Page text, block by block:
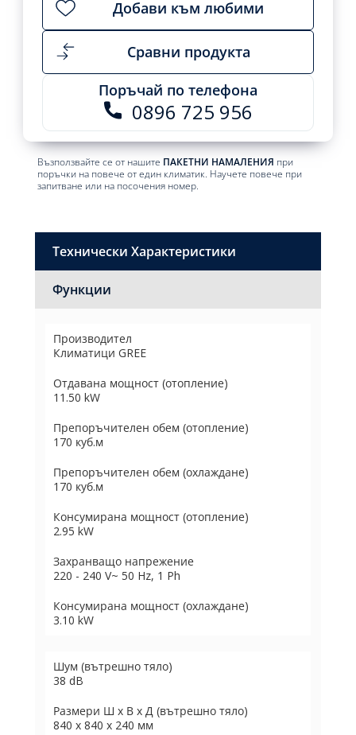
Добави към любими
Сравни продукта
Поръчай по телефона
0896 725 956
Възползвайте се от нашите ПАКЕТНИ НАМАЛЕНИЯ при
поръчки на повече от един климатик. Научете повече при
запитване или на посочения номер.
Технически Характеристики
Функции
Производител
Климатици GREE
Отдавана мощност (отопление)
11.50 kW
Препоръчителен обем (отопление)
170 куб.м
Препоръчителен обем (охлаждане)
170 куб.м
Консумирана мощност (отопление)
2.95 kW
Захранващо напрежение
220 - 240 V~ 50 Hz, 1 Ph
Консумирана мощност (охлаждане)
3.10 kW
Шум (вътрешно тяло)
38 dB
Размери Ш х В х Д (вътрешно тяло)
840 х 840 х 240 мм